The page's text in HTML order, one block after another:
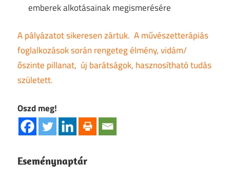
emberek alkotásainak megismerésére
A pályázatot sikeresen zártuk. A művészetterápiás
foglalkozások során rengeteg élmény, vidám/
őszinte pillanat, új barátságok, hasznosítható tudás
született.
Oszd meg!
Eseménynaptár